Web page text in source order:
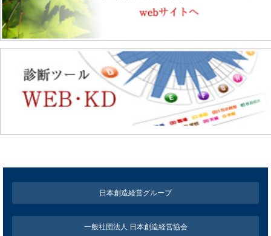
日本創造経営グループ
一般社団法人 日本創造経営協会